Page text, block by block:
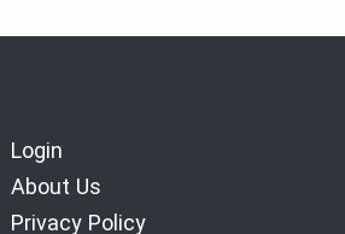
Login
About Us
Privacy Policy